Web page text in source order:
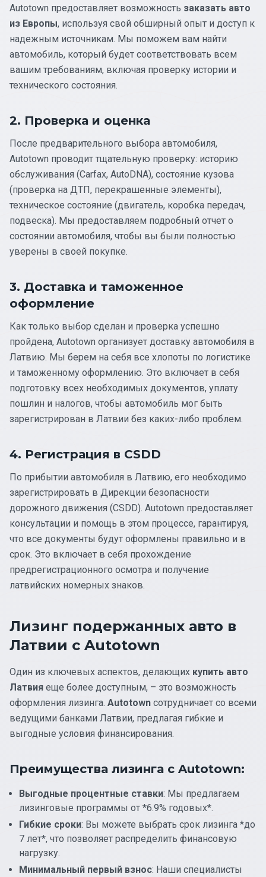
Autotown предоставляет возможность заказать авто
из Европы, используя свой обширный опыт и доступ к
надежным источникам. Мы поможем вам найти
автомобиль, который будет соответствовать всем
вашим требованиям, включая проверку истории и
технического состояния.
2. Проверка и оценка
После предварительного выбора автомобиля,
Autotown проводит тщательную проверку: историю
обслуживания (Carfax, AutoDNA), состояние кузова
(проверка на ДТП, перекрашенные элементы),
техническое состояние (двигатель, коробка передач,
подвеска). Мы предоставляем подробный отчет о
состоянии автомобиля, чтобы вы были полностью
уверены в своей покупке.
3. Доставка и таможенное
оформление
Как только выбор сделан и проверка успешно
пройдена, Autotown организует доставку автомобиля в
Латвию. Мы берем на себя все хлопоты по логистике
и таможенному оформлению. Это включает в себя
подготовку всех необходимых документов, уплату
пошлин и налогов, чтобы автомобиль мог быть
зарегистрирован в Латвии без каких-либо проблем.
4. Регистрация в CSDD
По прибытии автомобиля в Латвию, его необходимо
зарегистрировать в Дирекции безопасности
дорожного движения (CSDD). Autotown предоставляет
консультации и помощь в этом процессе, гарантируя,
что все документы будут оформлены правильно и в
срок. Это включает в себя прохождение
предрегистрационного осмотра и получение
латвийских номерных знаков.
Лизинг подержанных авто в
Латвии с Autotown
Один из ключевых аспектов, делающих купить авто
Латвия еще более доступным, – это возможность
оформления лизинга. Autotown сотрудничает со всеми
ведущими банками Латвии, предлагая гибкие и
выгодные условия финансирования.
Преимущества лизинга с Autotown:
Выгодные процентные ставки: Мы предлагаем
лизинговые программы от *6.9% годовых*.
Гибкие сроки: Вы можете выбрать срок лизинга *до
7 лет*, что позволяет распределить финансовую
нагрузку.
Минимальный первый взнос: Наши специалисты